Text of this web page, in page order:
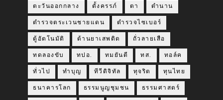
ตะวันออกกลาง ตั้งครรภ์ ตา ตำนาน
ตำรวจตระเวนชายแดน ตำรวจไซเบอร์
ตู้อัตโนมัติ ต้านยาเสพติด ถั่วลายเสือ
ทดลองขับ ทปอ. ทมยันตี ทส. ทอล์ค
ทั่วไป ทำบุญ ทีวีดิจิทัล ทุจริต ทุนไทย
ธนาคารโลก ธรรมนูญชุมชน ธรรมศาสตร์